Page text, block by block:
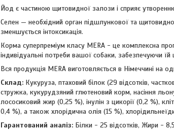
Йод є частиною щитовидної залози і сприяє
Селен — необхідний орган підшлункової та
зменшується інтоксикація.
Корма суперпреміум класу MERA - це комплексна
індивідуальні потреби вашої собаки, забезпечуючи
Вся продукція MERA виготовляється в Німеччині на
Склад: Кукуруза, птаховий білок (29 відсотків,
стружка, кукурудзяний глютеновий корм, насіння
лососиковий жир (0,25 %), інулін з цикорії (0,2 %),
0,4 %), а також хлорідична олія (15 %),
Гарантований аналіз: Білки - 25 відсотків, Жири -